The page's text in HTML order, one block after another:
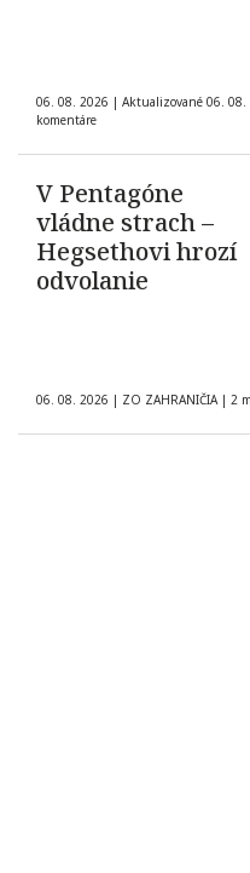
06. 08. 2026 | Aktualizované 06. 08.
komentáre
V Pentagóne
vládne strach –
Hegsethovi hrozí
odvolanie
06. 08. 2026 | ZO ZAHRANIČIA | 2